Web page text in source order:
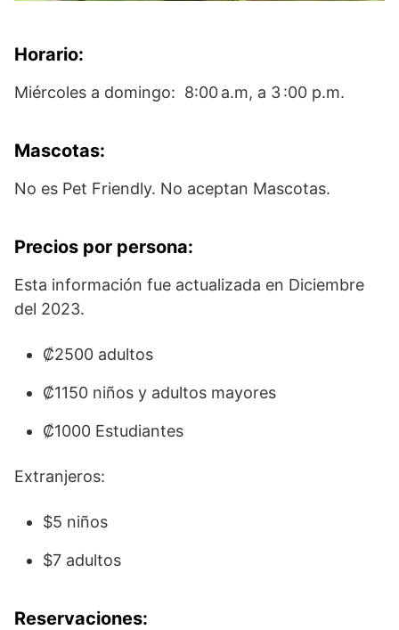
Horario:
Miércoles a domingo: 8:00 a.m, a 3 :00 p.m.
Mascotas:
No es Pet Friendly. No aceptan Mascotas.
Precios por persona:
Esta información fue actualizada en Diciembre
del 2023.
₡2500 adultos
₡1150 niños y adultos mayores
₡1000 Estudiantes
Extranjeros:
$5 niños
$7 adultos
Reservaciones: